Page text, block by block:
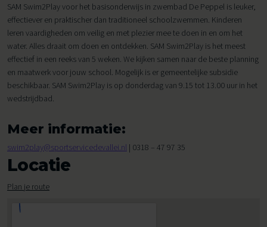
SAM Swim2Play voor het basisonderwijs in zwembad De Peppel is leuker,
effectiever en praktischer dan traditioneel schoolzwemmen. Kinderen
leren vaardigheden om veilig en met plezier mee te doen in en om het
water. Alles draait om doen en ontdekken. SAM Swim2Play is het meest
effectief in een reeks van 5 weken. We kijken samen naar de beste planning
en maatwerk voor jouw school. Mogelijk is er gemeentelijke subsidie
beschikbaar. SAM Swim2Play is op donderdag van 9.15 tot 13.00 uur in het
wedstrijdbad.
Meer informatie:
swim2play@sportservicedevallei.nl | 0318 – 47 97 35
Locatie
Plan je route